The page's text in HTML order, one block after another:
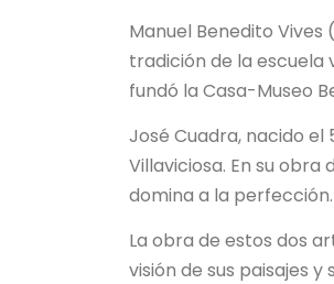
Manuel Benedito Vives
tradición de la escuela
fundó la Casa-Museo
José Cuadra, nacido
Villaviciosa. En su
domina a la perfección.
La obra de estos dos
visión de sus paisajes